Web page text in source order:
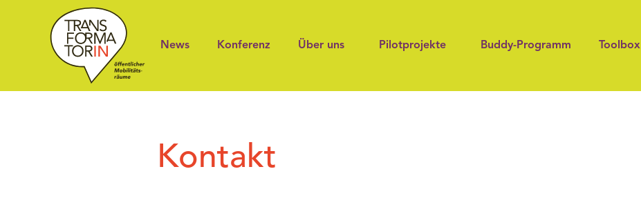
News Konferenz Über uns Pilotprojekte Buddy-Programm Toolbox
Kontakt